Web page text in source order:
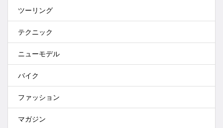
ツーリング
テクニック
ニューモデル
バイク
ファッション
マガジン